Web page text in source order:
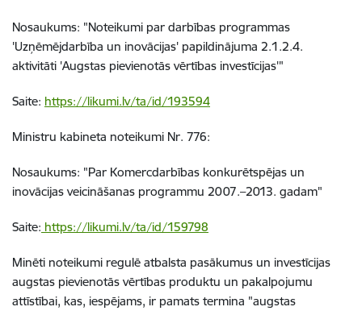
Nosaukums: "Noteikumi par darbības programmas
'Uzņēmējdarbība un inovācijas' papildinājuma 2.1.2.4.
aktivitāti 'Augstas pievienotās vērtības investīcijas'"
Saite: https://likumi.lv/ta/id/193594
Ministru kabineta noteikumi Nr. 776:
Nosaukums: "Par Komercdarbības konkurētspējas un
inovācijas veicināšanas programmu 2007.–2013. gadam"
Saite: https://likumi.lv/ta/id/159798
Minēti noteikumi regulē atbalsta pasākumus un investīcijas
augstas pievienotās vērtības produktu un pakalpojumu
attīstībai, kas, iespējams, ir pamats termina "augstas